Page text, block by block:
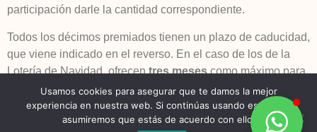
participación darle la cantidad correspondiente.
Todos los décimos premiados tienen un plazo de caducidad,
que viene indicado en el reverso. En el caso de los de la
Lotería de Navidad, ofrecentres mesescomo máximo para
el cobro. Si se pasa el plazo, se perderán los derechos a
recibir el premio.
Usamos cookies para asegurar que te damos la mejor
experiencia en nuestra web. Si continúas usando este sitio,
asumiremos que estás de acuerdo con ello.